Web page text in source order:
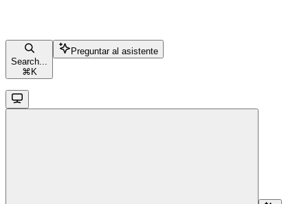
Search...
⌘ K
Preguntar al asistente